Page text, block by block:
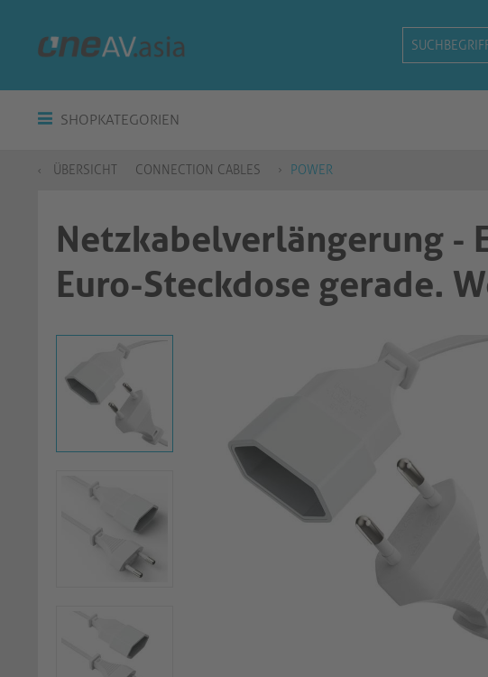
SHOPKATEGORIEN
ÜBERSICHT CONNECTION CABLES POWER
Netzkabelverlängerung -
Euro-Steckdose gerade.